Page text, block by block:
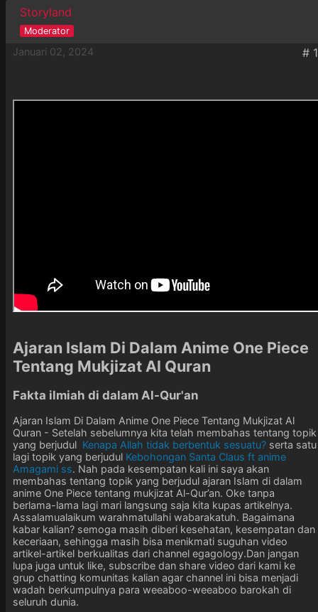
Storyland
Januari 02, 2024
Ajaran Islam Di Dalam Anime One Piece
Tentang Mukjizat Al Quran
Fakta ilmiah di dalam Al-Qur'an
Ajaran Islam Di Dalam Anime One Piece Tentang Mukjizat Al
Quran - Setelah sebelumnya kita telah membahas tentang topik
yang berjudul Kenapa Allah tidak berbentuk sesuatu? serta satu
lagi topik yang berjudul Kebohongan Santa Claus ft anime
Amagami ss. Nah pada kesempatan kali ini saya akan
membahas tentang topik yang berjudul ajaran Islam di dalam
anime One Piece tentang mukjizat Al-Qur’an. Oke tanpa
berlama-lama lagi mari langsung saja kita kupas artikelnya.
Assalamualaikum warahmatullahi wabarakatuh. Bagaimana
kabar kalian? semoga masih diberi kesehatan, kesempatan dan
keceriaan, sehingga masih bisa menikmati suguhan video
artikel-artikel berkualitas dari channel egagology.Dan jangan
lupa juga untuk like, subscribe dan share video dari kami ke
grup chatting komunitas kalian agar channel ini bisa menjadi
wadah berkumpulnya para weeaboo-weeaboo barokah di
seluruh dunia.